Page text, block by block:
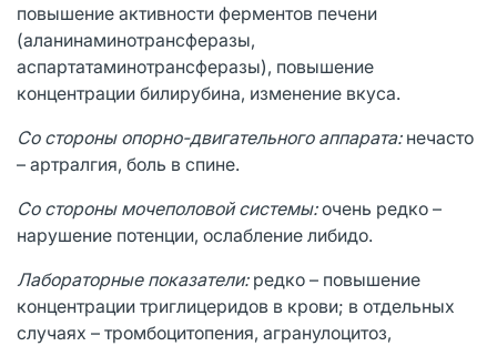
повышение активности ферментов печени
(аланинаминотрансферазы,
аспартатаминотрансферазы), повышение
концентрации билирубина, изменение вкуса.
Со стороны опорно-двигательного аппарата:нечасто
– артралгия, боль в спине.
Со стороны мочеполовой системы:очень редко –
нарушение потенции, ослабление либидо.
Лабораторные показатели:редко – повышение
концентрации триглицеридов в крови; в отдельных
случаях – тромбоцитопения, агранулоцитоз,